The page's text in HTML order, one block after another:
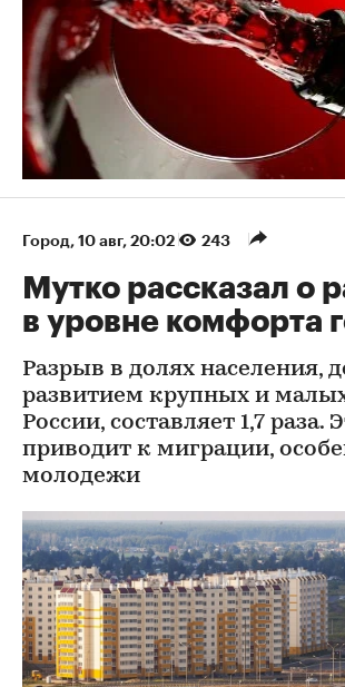
Город⁠, 10 авг, 20:02 243
Мутко рассказал о
в уровне комфорта
Разрыв в долях населения,
развитием крупных и
России, составляет 1,7 раза.
приводит к миграции,
молодежи